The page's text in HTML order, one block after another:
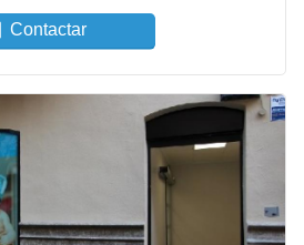
Contactar